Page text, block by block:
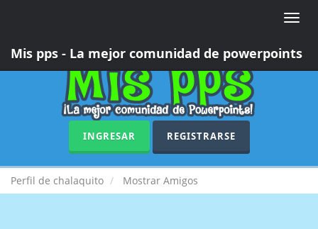
Toggle
Mis pps - La mejor comunidad de powerpoints
INGRESAR REGISTRARSE
Perfil de chalaquito Mostrar Amigos